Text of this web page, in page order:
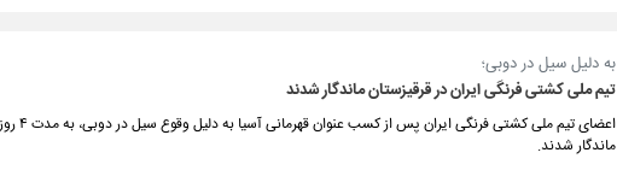
به دلیل سیل در دوبی؛
تیم ملی کشتی فرنگی ایران در قرقیزستان ماندگار شدند
اعضای تیم ملی
ماندگار شدند.